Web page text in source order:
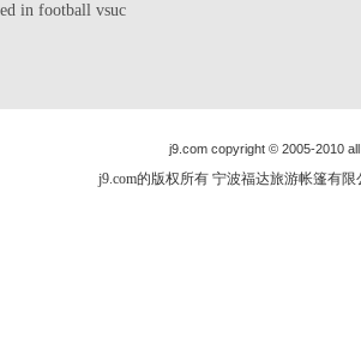
in football vsuc
j9.com copyright © 2005-2010
j9.com的版权所有 宁波福达旅游帐篷有